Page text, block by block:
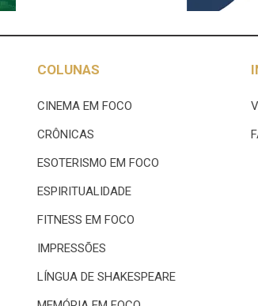
COLUNAS
CINEMA EM FOCO
CRÔNICAS
ESOTERISMO EM FOCO
ESPIRITUALIDADE
FITNESS EM FOCO
IMPRESSÕES
LÍNGUA DE SHAKESPEARE